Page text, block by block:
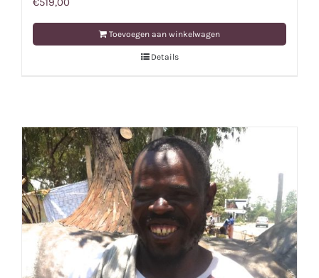
Toevoegen aan winkelwagen
Details